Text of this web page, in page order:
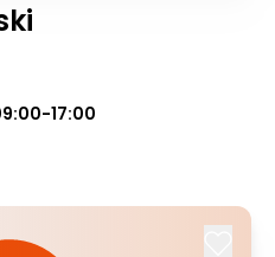
17:00